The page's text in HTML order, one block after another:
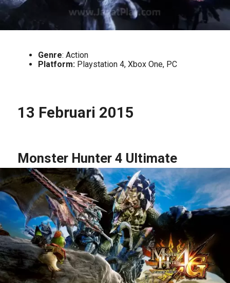
Genre: Action
Platform:Playstation 4, Xbox One, PC
13 Februari 2015
Monster Hunter 4 Ultimate